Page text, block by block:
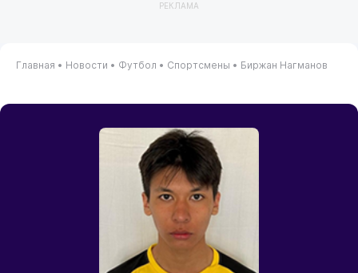
РЕКЛАМА
Главная • Новости • Футбол • Спортсмены • Биржан Нагманов